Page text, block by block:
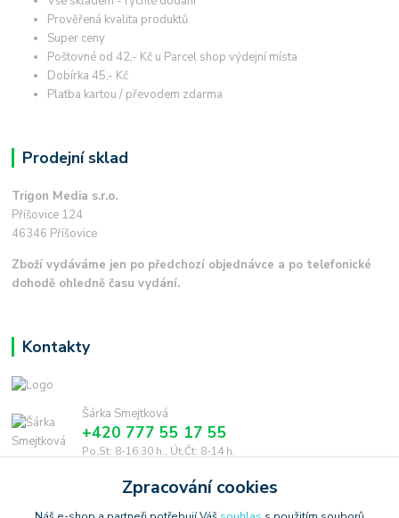
Prověřená kvalita produktů
Super ceny
Poštovné od 42,- Kč u Parcel shop výdejní místa
Dobírka 45,- Kč
Platba kartou / převodem zdarma
Prodejní sklad
Trigon Media s.r.o.
Příšovice 124
46346 Příšovice
Zboží vydáváme jen po předchozí objednávce a po telefonické
dohodě ohledně času vydání.
Kontakty
Šárka Smejtková
+420 777 55 17 55
Po,St: 8-16.30 h., Út,Čt: 8-14 h.
smejtkova@trigonmedia.czZpracování cookies